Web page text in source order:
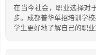
在当今社会，职业选择对
步。成都普华单招培训学
学生更好地了解自己的职